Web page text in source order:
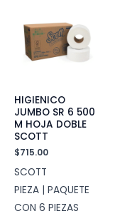
HIGIENICO
JUMBO SR 6 500
M HOJA DOBLE
SCOTT
$715.00
SCOTT
PIEZA | PAQUETE
CON 6 PIEZAS